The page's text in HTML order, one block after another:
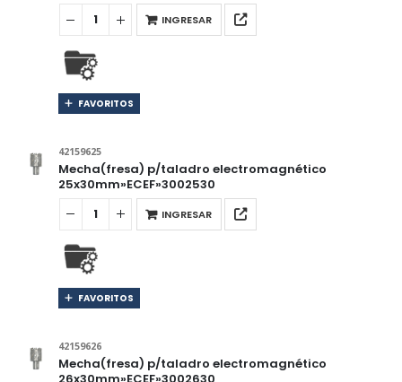
INGRESAR
FAVORITOS
42159625
Mecha(fresa) p/taladro electromagnético
25x30mm»ECEF»3002530
INGRESAR
FAVORITOS
42159626
Mecha(fresa) p/taladro electromagnético
26x30mm»ECEF»3002630